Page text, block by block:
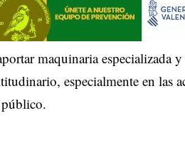
maquinaria especializada
especialmente en las